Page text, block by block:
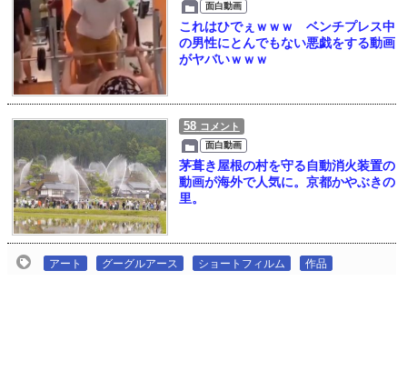
面白動画
これはひでぇｗｗｗ ベンチプレス中
の男性にとんでもない悪戯をする動画
がヤバいｗｗｗ
58 コメント
面白動画
茅葺き屋根の村を守る自動消火装置の
動画が海外で人気に。京都かやぶきの
里。
アート グーグルアース ショートフィルム 作品